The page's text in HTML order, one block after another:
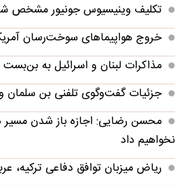
تکلیف وینیسیوس جونیور مشخص
خروج هواپیماهای سوخت‌رسان
مذاکرات لبنان و اسرائیل به
جزئیات گفت‌وگوی تلفنی بن سلمان
محسن رضایی: اجازه باز شدن مسیر
نخواهیم داد
ریاض میزبان توافق دفاعی ترکیه،